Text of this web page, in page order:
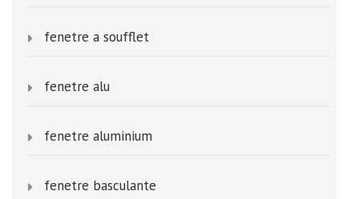
fenetre a soufflet
fenetre alu
fenetre aluminium
fenetre basculante